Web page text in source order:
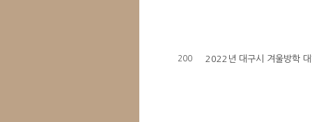
200 2022년 대구시 겨울방학